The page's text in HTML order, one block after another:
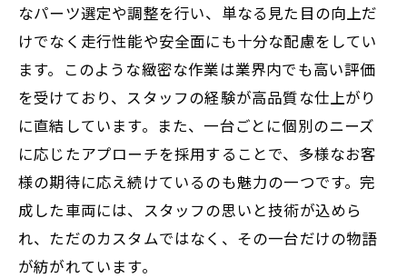
なパーツ選定や調整を行い、単なる見た目の向上だ
けでなく走行性能や安全面にも十分な配慮をしてい
ます。このような緻密な作業は業界内でも高い評価
を受けており、スタッフの経験が高品質な仕上がり
に直結しています。また、一台ごとに個別のニーズ
に応じたアプローチを採用することで、多様なお客
様の期待に応え続けているのも魅力の一つです。完
成した車両には、スタッフの思いと技術が込めら
れ、ただのカスタムではなく、その一台だけの物語
が紡がれています。